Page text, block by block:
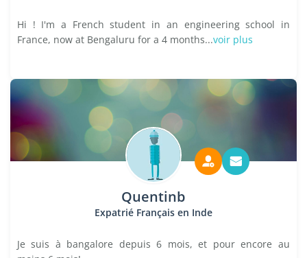
Hi ! I'm a French student in an engineering school in
France, now at Bengaluru for a 4 months...voir plus
Quentinb
Expatrié Français en Inde
Je suis à bangalore depuis 6 mois, et pour encore au